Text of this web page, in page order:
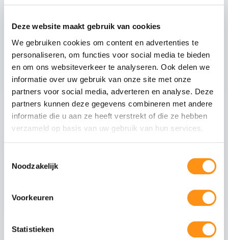
Deze website maakt gebruik van cookies
We gebruiken cookies om content en advertenties te
personaliseren, om functies voor social media te bieden
en om ons websiteverkeer te analyseren. Ook delen we
informatie over uw gebruik van onze site met onze
partners voor social media, adverteren en analyse. Deze
partners kunnen deze gegevens combineren met andere
informatie die u aan ze heeft verstrekt of die ze hebben
verzameld op basis van uw gebruik van hun services.
Noodzakelijk
Voorkeuren
Statistieken
Glasdikte
10mm gehard (ESG)
Glastype
Helder glas
Glasranden
Geslepen (niet scherp)
Profielmateriaal
Aluminium 6063-T6
Afwerking
Zwart RAL 9005
Wieltype
RVS 304, verstelbaar
Aantal rails
3 -rail systeem
Veiligheid van gehard glas
ondergaat een speciaal thermisch proces waarbij
het glas wordt verhit tot circa 620°C en